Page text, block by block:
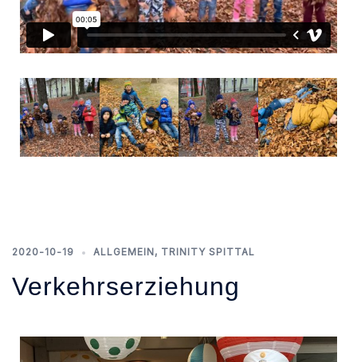
2020-10-19 ALLGEMEIN, TRINITY SPITTAL
Verkehrserziehung